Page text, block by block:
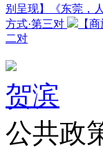
别呈现】《东莞，
方式·第三对
【
二对
贺滨
公共政